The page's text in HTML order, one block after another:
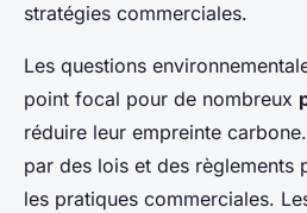
stratégies commerciales.
Les questions
point focal pour de nombreux
réduire leur empreinte
par des lois et des règlements
les pratiques commerciales.